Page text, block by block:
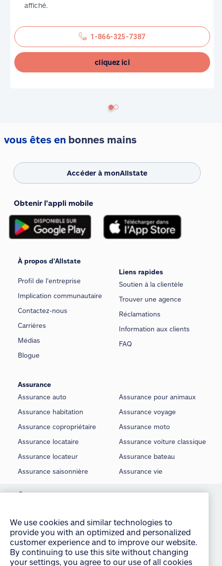
affiché.
1-866-325-7387
cliquez ici
vous êtes en bonnes mains
Accéder à monAllstate
Obtenir l’appli mobile
À propos d’Allstate
Profil de l’entreprise
Implication communautaire
Contactez-nous
Carrières
Médias
Blogue
Liens rapides
Soutien à la clientèle
Trouver une agence
Réclamations
Information aux clients
FAQ
Assurance
Assurance auto
Assurance habitation
Assurance copropriétaire
Assurance locataire
Assurance locateur
Assurance saisonnière
Assurance pour animaux
Assurance voyage
Assurance moto
Assurance voiture classique
Assurance bateau
Assurance vie
©Allstate du Canada, compagnie d’assurance, 2026
É noncé sur la protection de la vie privée
Manage Cookie Settings
Accessibilité
customer experience and to improve our website.
By continuing to use this site without changing
your settings, you agree to our use of all cookies
and similar technologies. For more information or
to change your cookie settings at any time,